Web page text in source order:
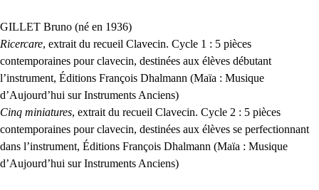
GILLET Bruno (né en 1936)
Ricercare, extrait du recueil Clavecin. Cycle 1 : 5 pièces
contemporaines pour clavecin, destinées aux élèves débutant
l’instrument, Éditions François Dhalmann (Maïa : Musique
d’Aujourd’hui sur Instruments Anciens)
Cinq miniatures, extrait du recueil Clavecin. Cycle 2 : 5 pièces
contemporaines pour clavecin, destinées aux élèves se perfectionnant
dans l’instrument, Éditions François Dhalmann (Maïa : Musique
d’Aujourd’hui sur Instruments Anciens)